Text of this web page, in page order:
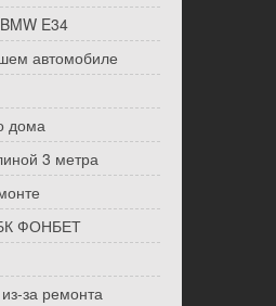
E34
автомобиле
дома
3 метра
БК ФОНБЕТ
за ремонта